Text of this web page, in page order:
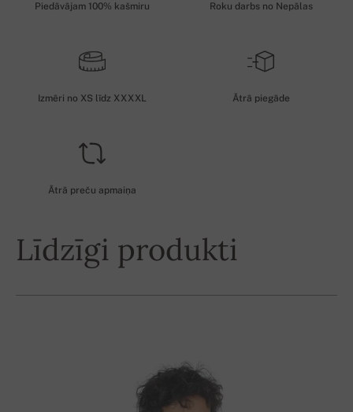
Piedāvājam 100% kašmiru Roku darbs no Nepālas
Izmēri no XS līdz XXXXL Ātrā piegāde
Ātrā preču apmaiņa
Līdzīgi produkti